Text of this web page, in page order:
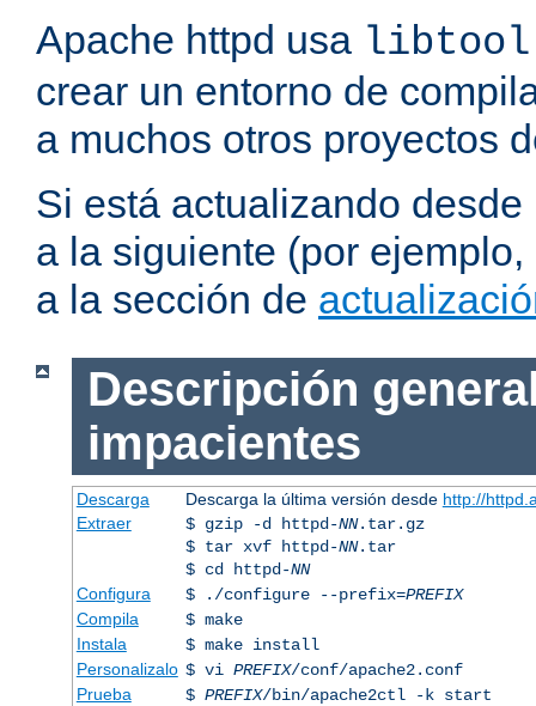
Apache httpd usa libtool
crear un entorno de
a muchos otros proyectos
Si está actualizando
a la siguiente (por
a la sección de
Descripción
impacientes
Descarga Descarga la última versión desde http://
Extraer
$ gzip -d httpd-NN.tar.gz
$ tar xvf httpd-NN.tar
$ cd httpd-NN
Configura
$ ./configure --prefix=PREFIX
Compila
$ make
Instala
$ make install
Personalizalo $ vi PREFIX/conf/apache2.conf
Prueba
$ PREFIX/bin/apache2ctl -k start